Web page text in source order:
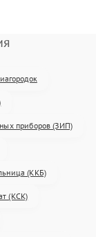
приборов (ЗИП)
(ККБ)
(КСК)